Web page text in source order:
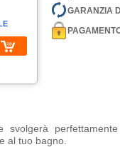
GARANZIA
svolgerà
al tuo bagno.